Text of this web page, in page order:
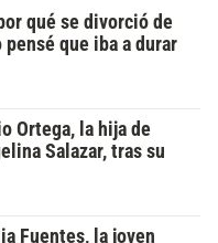
qué se divorció de
pensé que iba a durar
Ortega, la hija de
Salazar, tras su
Fuentes, la joven